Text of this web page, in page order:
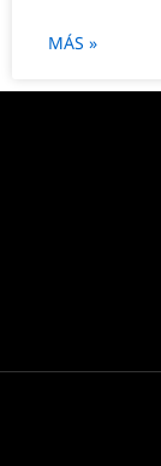
MÁS »